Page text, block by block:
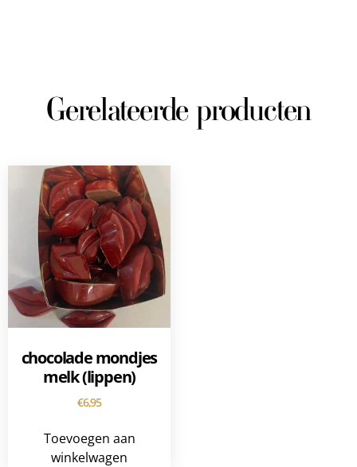
Gerelateerde producten
chocolade mondjes
melk (lippen)
€6,95
Toevoegen aan
winkelwagen